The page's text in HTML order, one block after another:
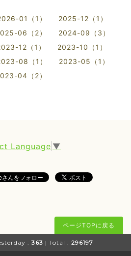
01（1）
2025-12（1）
06（2）
2024-09（3）
12（1）
2023-10（1）
08（1）
2023-05（1）
04（2）
Language ▼
ページTOPに戻る
: 363 | Total : 296197